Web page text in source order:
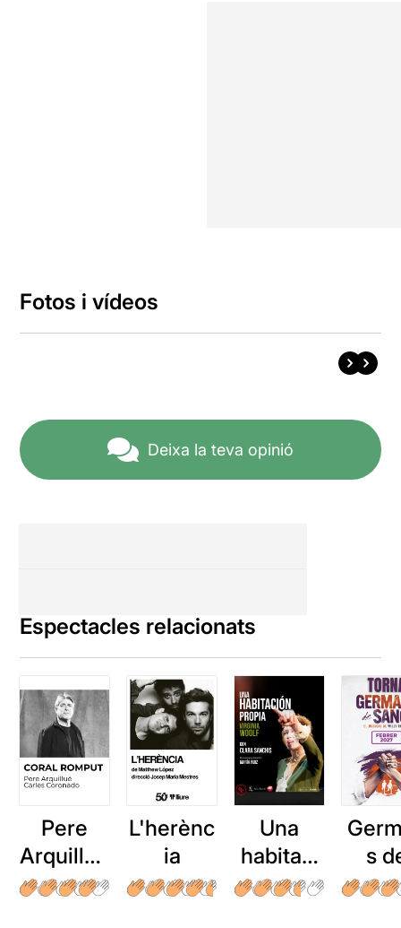
Fotos i vídeos
Deixa la teva opinió
Espectacles relacionats
Pere
Arquillué
: Coral
L'herènc
ia
Una
habitaci
ón
s